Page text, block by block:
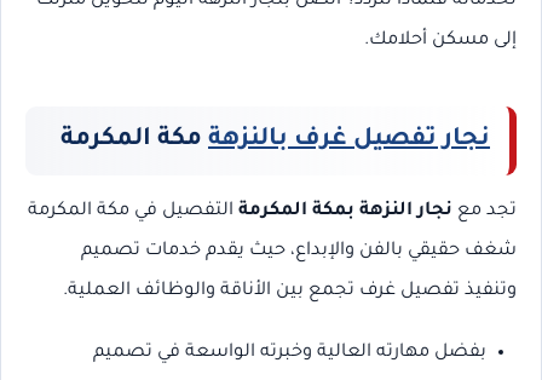
إلى مسكن أحلامك.
نجار تفصيل غرف بالنزهة مكة المكرمة
تجد مع نجار النزهة بمكة المكرمة التفصيل في مكة المكرمة
شغف حقيقي بالفن والإبداع، حيث يقدم خدمات تصميم
وتنفيذ تفصيل غرف تجمع بين الأناقة والوظائف العملية.
بفضل مهارته العالية وخبرته الواسعة في تصميم